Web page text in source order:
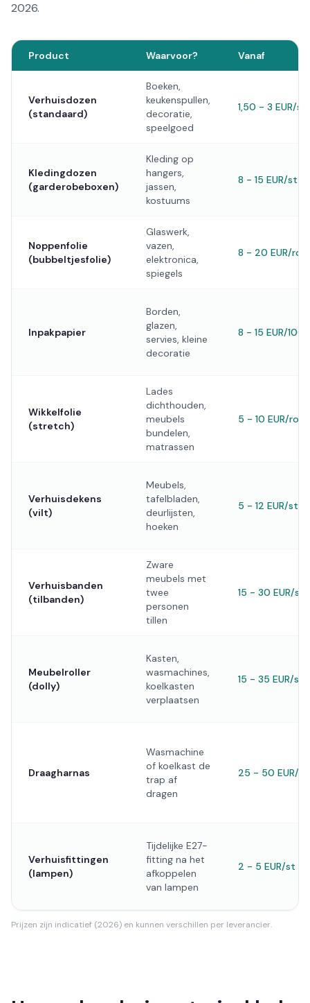
2026.
Product Waarvoor? Vanaf
Verhuisdozen
(standaard)
Boeken,
keukenspullen,
decoratie,
speelgoed
1,50 - 3 EUR/st
Kledingdozen
(garderobeboxen)
Kleding op
hangers,
jassen,
kostuums
8 - 15 EUR/st
Noppenfolie
(bubbeltjesfolie)
Glaswerk,
vazen,
elektronica,
spiegels
8 - 20 EUR/rol
Inpakpapier
Borden,
glazen,
servies, kleine
decoratie
8 - 15 EUR/100
Wikkelfolie
(stretch)
Lades
dichthouden,
meubels
bundelen,
matrassen
5 - 10 EUR/rol
Verhuisdekens
(vilt)
Meubels,
tafelbladen,
deurlijsten,
hoeken
5 - 12 EUR/st
Verhuisbanden
(tilbanden)
Zware
meubels met
twee
personen
tillen
15 - 30 EUR/set
Meubelroller
(dolly)
Kasten,
wasmachines,
koelkasten
verplaatsen
15 - 35 EUR/st
Draagharnas
Wasmachine
of koelkast de
trap af
dragen
25 - 50 EUR/st
Verhuisfittingen
(lampen)
Tijdelijke E27-
fitting na het
afkoppelen
van lampen
2 - 5 EUR/st
Prijzen zijn indicatief (2026) en kunnen verschillen per leverancier.